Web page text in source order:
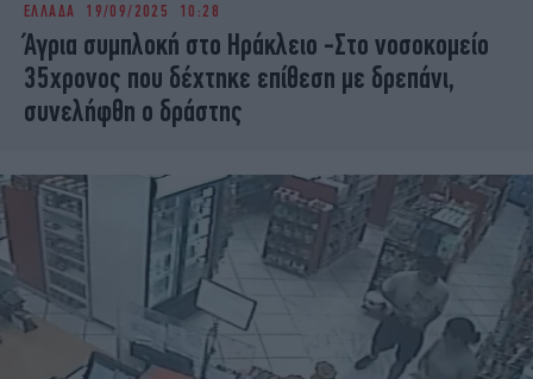
ΕΛΛΑΔΑ 19/09/2025 10:28
Άγρια συμπλοκή στο Ηράκλειο -Στο νοσοκομείο
35χρονος που δέχτηκε επίθεση με δρεπάνι,
συνελήφθη ο δράστης